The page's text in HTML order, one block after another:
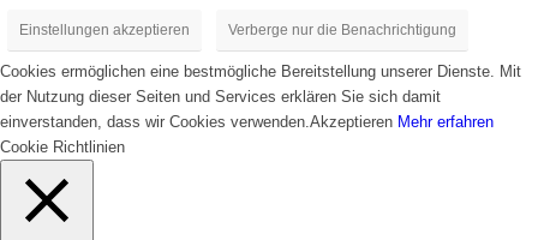
Einstellungen akzeptieren Verberge nur die Benachrichtigung
Cookies ermöglichen eine bestmögliche Bereitstellung unserer Dienste. Mit
der Nutzung dieser Seiten und Services erklären Sie sich damit
einverstanden, dass wir Cookies verwenden.Akzeptieren Mehr erfahren
Cookie Richtlinien